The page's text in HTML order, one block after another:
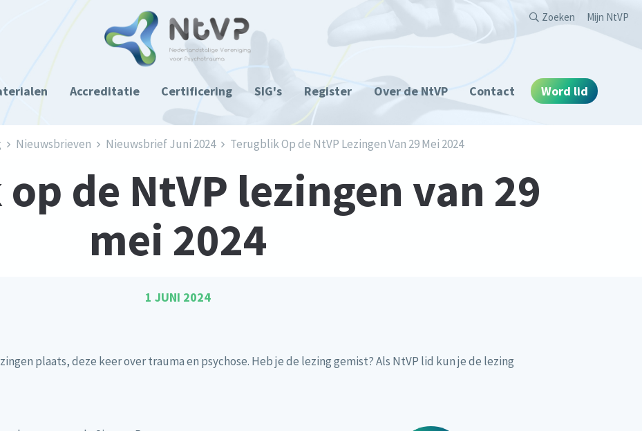
Accreditatie Certificering SIG's Register Over de NtVP Contact Word lid
Zoeken Mijn NtVP
Nieuwsbrieven Nieuwsbrief Juni 2024 Terugblik Op de NtVP Lezingen Van 29 Mei 2024
de NtVP lezingen van 29
mei 2024
1 JUNI 2024
plaats, deze keer over trauma en psychose. Heb je de lezing gemist? Als NtVP lid kun je de lezing